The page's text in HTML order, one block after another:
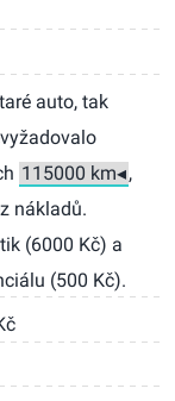
auto, tak
,
nákladů.
(6000 Kč) a
(500 Kč).